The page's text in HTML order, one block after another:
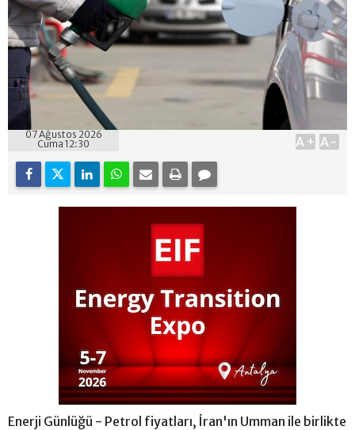
07 Ağustos 2026
Cuma 12:30
A+ A-
Enerji Günlüğü - Petrol fiyatları, İran'ın Umman ile birlikte